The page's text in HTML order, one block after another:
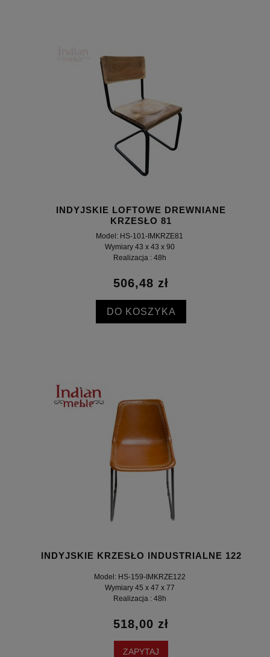
INDYJSKIE LOFTOWE DREWNIANE
KRZESŁO 81
Model: HS-101-IMKRZE81
Wymiary 43 x 43 x 90
Realizacja : 48h
506,48 zł
DO KOSZYKA
INDYJSKIE KRZESŁO INDUSTRIALNE 122
Model: HS-159-IMKRZE122
Wymiary 45 x 47 x 77
Realizacja : 48h
518,00 zł
ZAPYTAJ